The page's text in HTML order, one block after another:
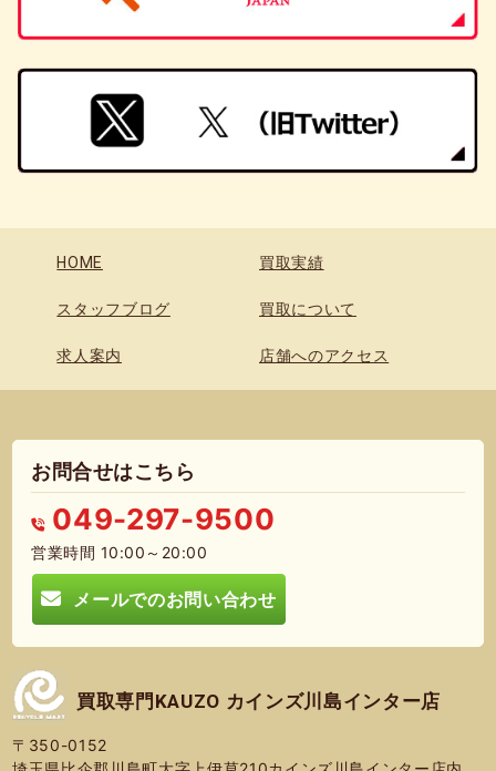
HOME 買取実績
スタッフブログ 買取について
求人案内 店舗へのアクセス
お問合せはこちら
049-297-9500
営業時間 10:00～20:00
メールでのお問い合わせ
買取専門KAUZO カインズ川島インター店
〒350-0152